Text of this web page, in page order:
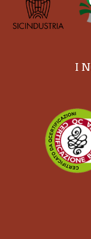
windowwindow
I